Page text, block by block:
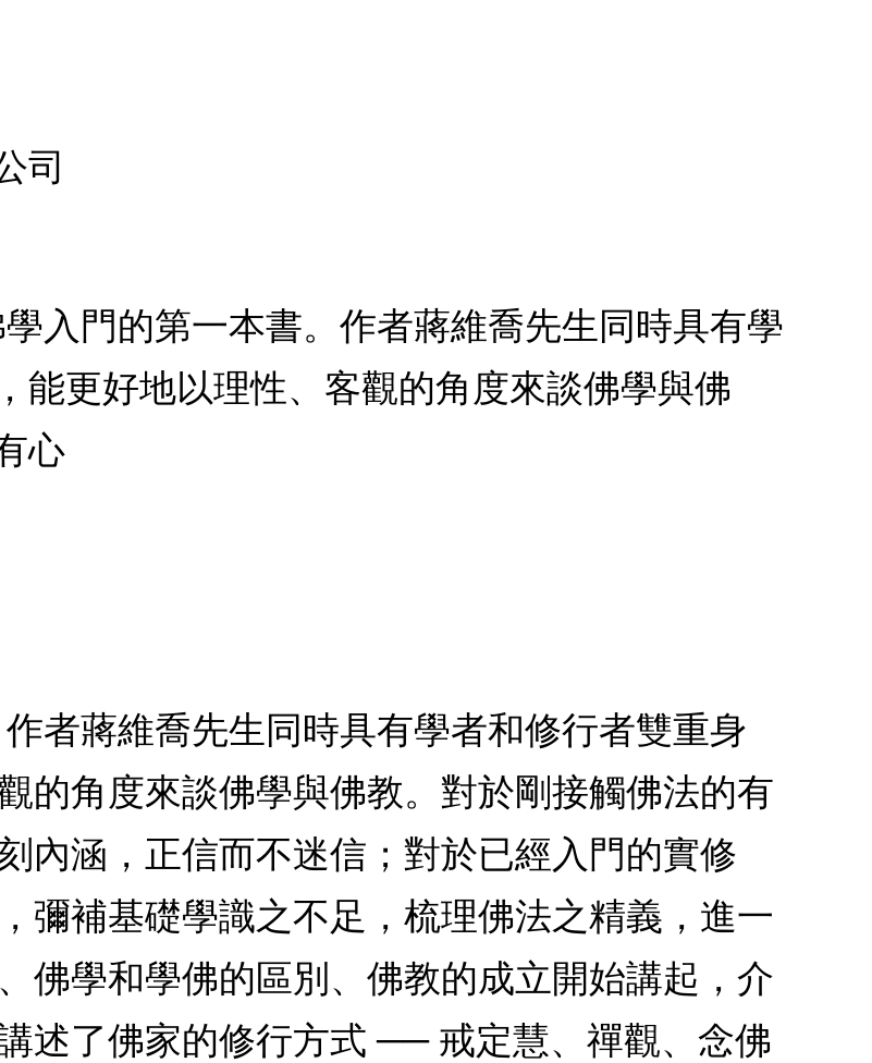
司
入門的第一本書。作者蔣維喬先生同時具有學
能更好地以理性、客觀的角度來談佛學與佛
心
者蔣維喬先生同時具有學者和修行者雙重身
的角度來談佛學與佛教。對於剛接觸佛法的有
內涵，正信而不迷信；對於已經入門的實修
彌補基礎學識之不足，梳理佛法之精義，進一
佛學和學佛的區別、佛教的成立開始講起，介
述了佛家的修行方式 ── 戒定慧、禪觀、念佛